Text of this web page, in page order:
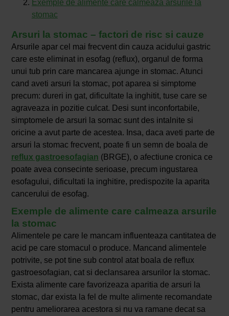
Exemple de alimente care calmeaza arsurile la
stomac
Arsuri la stomac – factori de risc si cauze
Arsurile apar cel mai frecvent din cauza acidului gastric
care este eliminat in esofag (reflux), organul de forma
unui tub prin care mancarea ajunge in stomac. Atunci
cand aveti arsuri la stomac, pot aparea si simptome
precum: dureri in gat, dificultate la inghitit, tuse care se
agraveaza in pozitie culcat. Desi sunt inconfortabile,
simptomele de arsuri la somac sunt des intalnite si
oricine a avut parte de acestea. Insa, daca aveti parte de
arsuri la stomac frecvent, poate fi un semn de boala de
reflux gastroesofagian (BRGE), o afectiune cronica ce
poate avea consecinte serioase, precum ingustarea
esofagului, dificultati la inghitire, predispozite la aparita
cancerului de esofag.
Exemple de alimente care calmeaza arsurile
la stomac
Alimentele pe care le mancam influenteaza cantitatea de
acid pe care stomacul o produce. Mancand alimentele
potrivite, se pot tine sub control atat boala de reflux
gastroesofagian, cat si declansarea arsurilor la stomac.
Exista alimente care favorizeaza aparitia de arsuri la
stomac, dar exista la fel de multe alimente recomandate
pentru ameliorarea acestora si nu va ramane decat sa